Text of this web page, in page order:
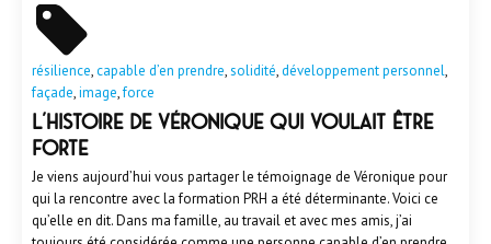
résilience,capable d’en prendre,solidité,développement personnel,
façade,image,force
L’histoire de Véronique qui voulait être
forte
Je viens aujourd’hui vous partager le témoignage de Véronique pour
qui la rencontre avec la formation PRH a été déterminante. Voici ce
qu’elle en dit. Dans ma famille, au travail et avec mes amis, j’ai